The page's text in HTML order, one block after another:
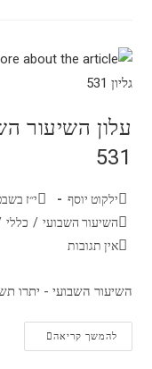
עלון השיעור
531
ילקוט יוסף
י״ז בשבט
השיעור השבועי / כללי
אין תגובות
השיעור השבועי - יתרו תשפ''ו
להמשך קריאה